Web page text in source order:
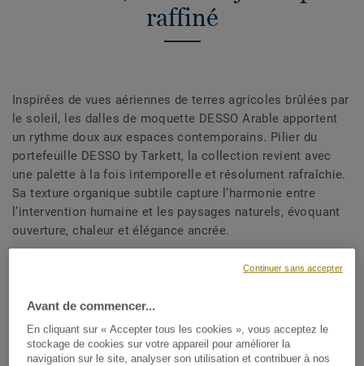
raffiné
Inspirées de vues aériennes de terres agricoles brûlées par
le soleil, les dalles de moquette DESSO Arable apportent
un rythme doux aux espaces contemporains. Pilier du
portefeuille DESSO by Tarkett, la collection revient avec
une palette à la fois intemporelle et résolument rafraîchie.
Sa texture organique subtile capture l’harmonie entre
l’intervention humaine et les paysages naturels, évoquant
ouverture, chaleur et élégance ancrée.
VOIR LA COLLECTION
Avant de commencer...
En cliquant sur « Accepter tous les cookies », vous acceptez le
stockage de cookies sur votre appareil pour améliorer la
navigation sur le site, analyser son utilisation et contribuer à nos
Continuer sans accepter